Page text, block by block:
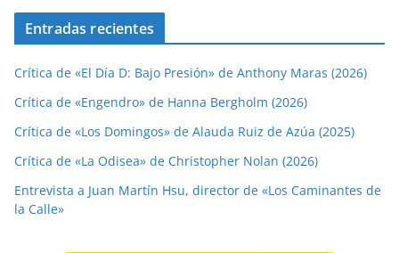
Entradas recientes
Crítica de «El Día D: Bajo Presión» de Anthony Maras (2026)
Crítica de «Engendro» de Hanna Bergholm (2026)
Crítica de «Los Domingos» de Alauda Ruiz de Azúa (2025)
Crítica de «La Odisea» de Christopher Nolan (2026)
Entrevista a Juan Martín Hsu, director de «Los Caminantes de
la Calle»